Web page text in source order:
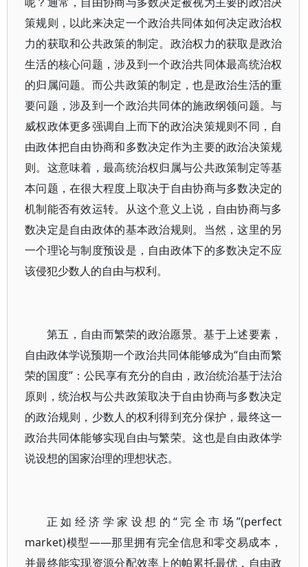
策规则，以此来决定一个政治共同体如何决定政治权
力的获取和公共政策的制定。政治权力的获取是政治
生活的核心问题，涉及到一个政治共同体最高统治权
的归属问题。而公共政策的制定，也是政治生活的重
要问题，涉及到一个政治共同体的施政纲领问题。与
威权政体更多强调自上而下的政治决策规则不同，自
由政体把自由协商和多数决定作为主要的政治决策规
则。这意味着，最高统治权归属与公共政策制定等基
本问题，在很大程度上取决于自由协商与多数决定的
机制能否有效运转。从这个意义上说，自由协商与多
数决定是自由政体的基本政治规则。当然，这里的另
一个理论与制度预设是，自由政体下的多数决定不应
该侵犯少数人的自由与权利。
第五，自由而繁荣的政治愿景。基于上述要素，
自由政体学说预期一个政治共同体能够成为“自由而繁
荣的国度”：公民享有充分的自由，政治统治基于法治
原则，统治权与公共政策取决于自由协商与多数决定
的政治规则，少数人的权利得到充分保护，最终这一
政治共同体能够实现自由与繁荣。这也是自由政体学
说设想的国家治理的理想状态。
正如经济学家设想的“完全市场”(perfect
market)模型——那里拥有完全信息和零交易成本，
并最终能实现资源分配效率上的帕累托最优，自由政